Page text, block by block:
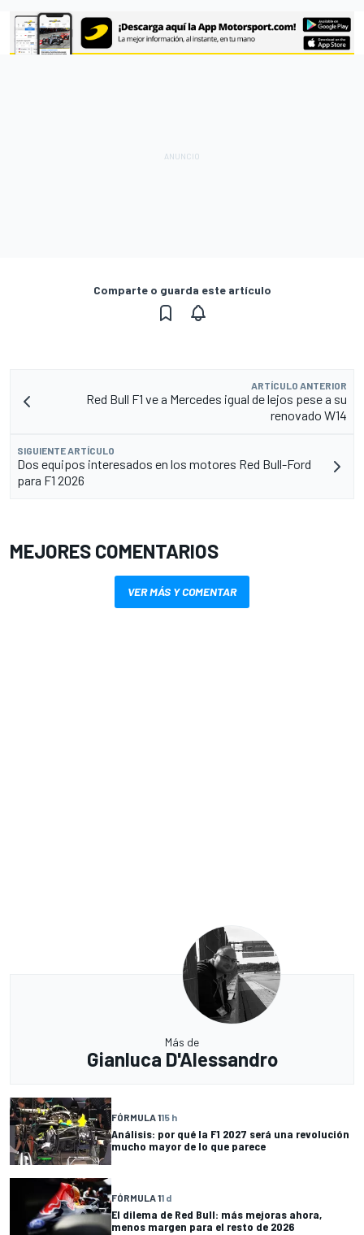
Comparte o guarda este artículo
ARTÍCULO ANTERIOR
Red Bull F1 ve a Mercedes igual de lejos pese a su
renovado W14
SIGUIENTE ARTÍCULO
Dos equipos interesados en los motores Red Bull-Ford
para F1 2026
MEJORES COMENTARIOS
VER MÁS Y COMENTAR
Más de
Gianluca D'Alessandro
FÓRMULA 115 h
Análisis: por qué la F1 2027 será una revolución
mucho mayor de lo que parece
FÓRMULA 11 d
El dilema de Red Bull: más mejoras ahora,
menos margen para el resto de 2026